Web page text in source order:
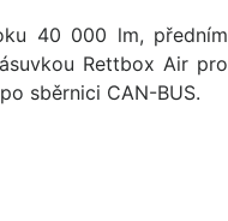
40 000 lm, předním
Rettbox Air pro
sběrnici CAN-BUS.